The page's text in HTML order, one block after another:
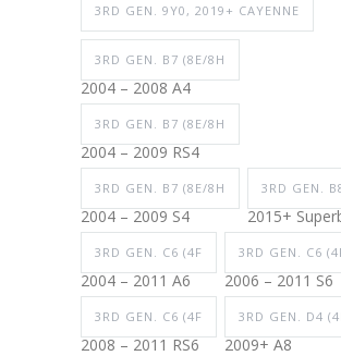
3RD GEN. 9Y0, 2019+ CAYENNE
3RD GEN. B7 (8E/8H
2004 – 2008 A4
3RD GEN. B7 (8E/8H
2004 – 2009 RS4
3RD GEN. B7 (8E/8H
2004 – 2009 S4
3RD GEN.
2015+
3RD GEN. C6 (4F
2004 – 2011 A6
3RD GEN. C6
2006 – 2011 S6
3RD GEN. C6 (4F
2008 – 2011 RS6
3RD GEN. D4
2009+ A8